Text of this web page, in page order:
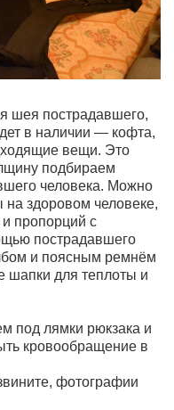
шея пострадавшего,
в наличии — кофта,
вещи. Это
подбираем
человека. Можно
на здоровом человеке,
пропорций с
пострадавшего
и поясным ремнём
шапки для теплоты и
под лямки рюкзака и
кровообращение в
фотографии